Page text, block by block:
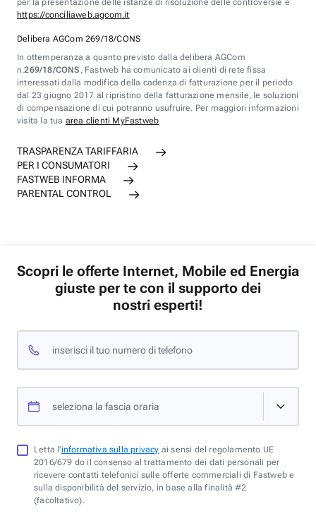
per la presentazione delle istanze di risoluzione delle controversie è
https://conciliaweb.agcom.it
Delibera AGCom 269/18/CONS
In ottemperanza a quanto previsto dalla delibera AGCom
n.269/18/CONS , Fastweb ha comunicato ai clienti di rete fissa
interessati dalla modifica della cadenza di fatturazione per il periodo
dal 23 giugno 2017 al ripristino della fatturazione mensile, le soluzioni
di compensazione di cui potranno usufruire. Per maggiori informazioni
visita la tua area clienti MyFastweb
TRASPARENZA TARIFFARIA
PER I CONSUMATORI
FASTWEB INFORMA
PARENTAL CONTROL
Scopri le offerte Internet, Mobile ed Energia
giuste per te con il supporto dei
nostri esperti!
inserisci il tuo numero di telefono
seleziona la fascia oraria
Letta l'informativa sulla privacy ai sensi del regolamento UE
2016/679 do il consenso al trattamento dei dati personali per
ricevere contatti telefonici sulle offerte commerciali di Fastweb e
sulla disponibilità del servizio, in base alla finalità #2
(facoltativo).